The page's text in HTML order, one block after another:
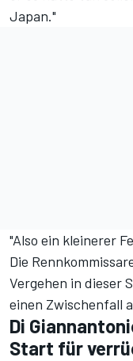
Japan."
"Also ein kleinerer
Die
Vergehen in dieser
einen Zwischenfall
Di
Start für